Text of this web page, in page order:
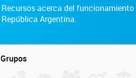
Recursos acerca del
República Argentina.
Grupos